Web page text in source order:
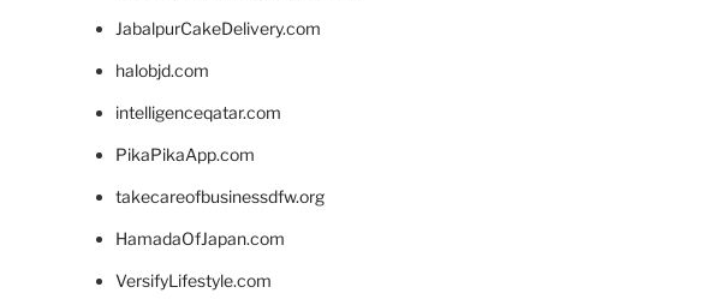
JabalpurCakeDelivery.com
halobjd.com
intelligenceqatar.com
PikaPikaApp.com
takecareofbusinessdfw.org
HamadaOfJapan.com
VersifyLifestyle.com